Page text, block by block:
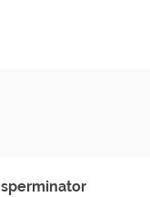
sperminator